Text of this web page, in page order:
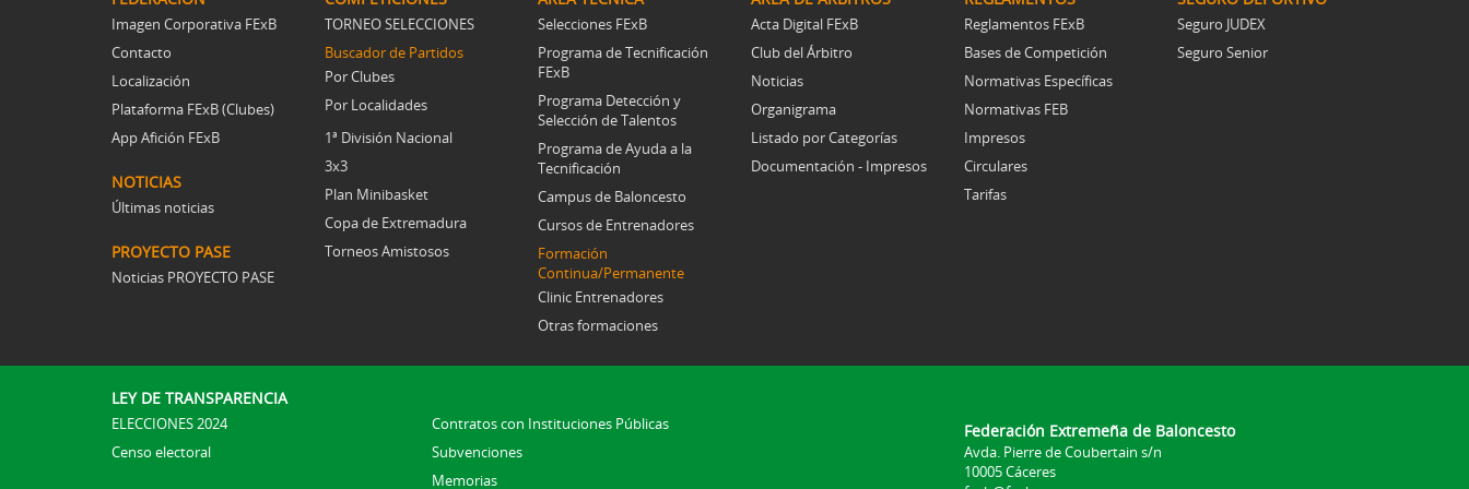
Imagen Corporativa FExB
Contacto
Localización
Plataforma FExB (Clubes)
App Afición FExB
NOTICIAS
Últimas noticias
PROYECTO PASE
Noticias PROYECTO PASE
TORNEO SELECCIONES
Buscador de Partidos
Por Clubes
Por Localidades
1ª División Nacional
3x3
Plan Minibasket
Copa de Extremadura
Torneos Amistosos
Selecciones FExB
Programa de Tecnificación
FExB
Programa Detección y
Selección de Talentos
Programa de Ayuda a la
Tecnificación
Campus de Baloncesto
Cursos de Entrenadores
Formación
Continua/Permanente
Clinic Entrenadores
Otras formaciones
Acta Digital FExB
Club del Árbitro
Noticias
Organigrama
Listado por Categorías
Documentación - Impresos
Reglamentos FExB
Bases de Competición
Normativas Específicas
Normativas FEB
Impresos
Circulares
Tarifas
Seguro JUDEX
Seguro Senior
LEY DE TRANSPARENCIA
ELECCIONES 2024
Censo electoral
Contratos con Instituciones Públicas
Subvenciones
Memorias
Federación Extremeña de Baloncesto
Avda. Pierre de Coubertain s/n
10005 Cáceres